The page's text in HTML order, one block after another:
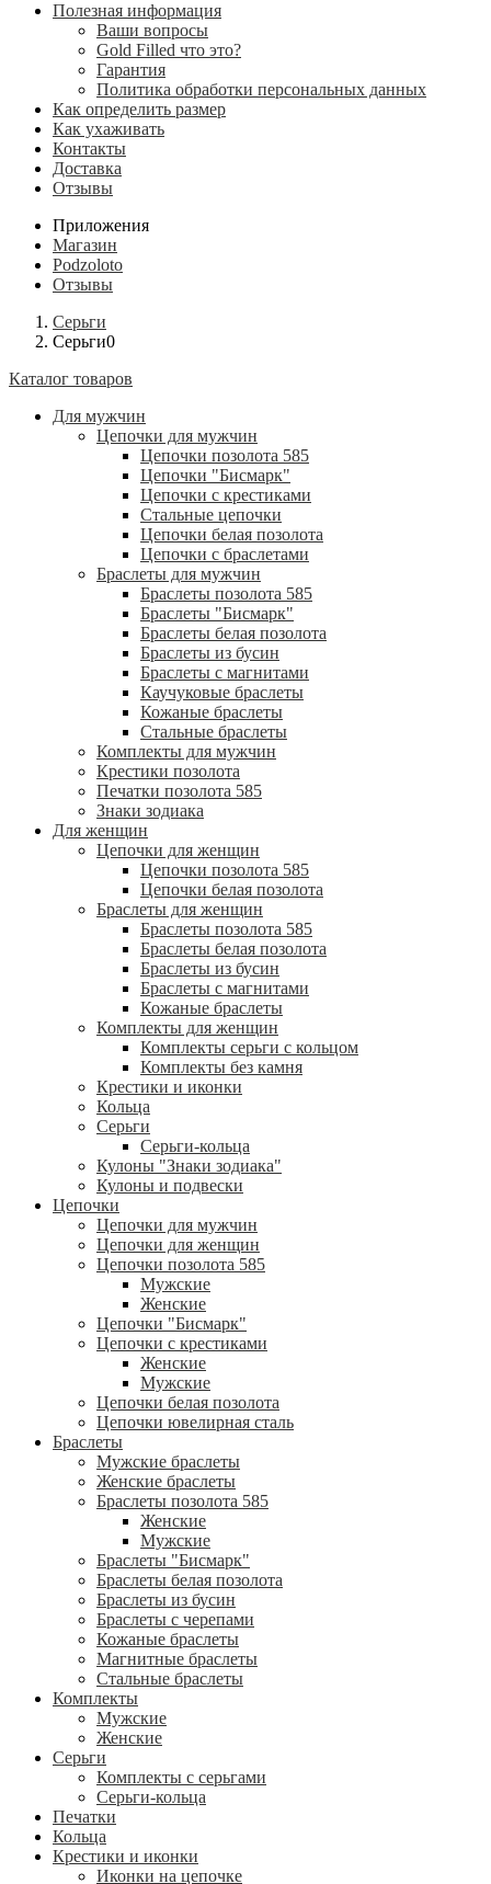
Полезная информация
Ваши вопросы
Gold Filled что это?
Гарантия
Политика обработки персональных данных
Как определить размер
Как ухаживать
Контакты
Доставка
Отзывы
Приложения
Магазин
Podzoloto
Отзывы
Серьги
Серьги0
Каталог товаров
Для мужчин
Цепочки для мужчин
Цепочки позолота 585
Цепочки "Бисмарк"
Цепочки с крестиками
Стальные цепочки
Цепочки белая позолота
Цепочки с браслетами
Браслеты для мужчин
Браслеты позолота 585
Браслеты "Бисмарк"
Браслеты белая позолота
Браслеты из бусин
Браслеты с магнитами
Каучуковые браслеты
Кожаные браслеты
Стальные браслеты
Комплекты для мужчин
Крестики позолота
Печатки позолота 585
Знаки зодиака
Для женщин
Цепочки для женщин
Цепочки позолота 585
Цепочки белая позолота
Браслеты для женщин
Браслеты позолота 585
Браслеты белая позолота
Браслеты из бусин
Браслеты с магнитами
Кожаные браслеты
Комплекты для женщин
Комплекты серьги с кольцом
Комплекты без камня
Крестики и иконки
Кольца
Серьги
Серьги-кольца
Кулоны "Знаки зодиака"
Кулоны и подвески
Цепочки
Цепочки для мужчин
Цепочки для женщин
Цепочки позолота 585
Мужские
Женские
Цепочки "Бисмарк"
Цепочки с крестиками
Женские
Мужские
Цепочки белая позолота
Цепочки ювелирная сталь
Браслеты
Мужские браслеты
Женские браслеты
Браслеты позолота 585
Женские
Мужские
Браслеты "Бисмарк"
Браслеты белая позолота
Браслеты из бусин
Браслеты с черепами
Кожаные браслеты
Магнитные браслеты
Стальные браслеты
Комплекты
Мужские
Женские
Серьги
Комплекты с серьгами
Серьги-кольца
Печатки
Кольца
Крестики и иконки
Иконки на цепочке